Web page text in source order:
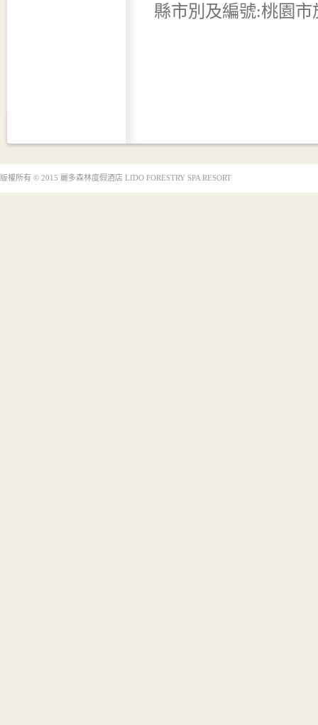
縣市別及編號:桃園市
版權所有 © 2015 麗多森林度假酒店 LIDO FORESTRY SPA RESORT